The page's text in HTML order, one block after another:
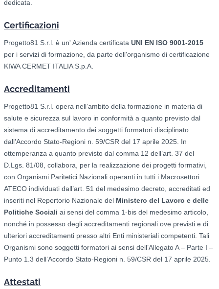
dedicata.
Certificazioni
Progetto81 S.r.l. è un' Azienda certificata UNI EN ISO 9001-2015
per i servizi di formazione, da parte dell'organismo di certificazione
KIWA CERMET ITALIA S.p.A.
Accreditamenti
Progetto81 S.r.l. opera nell’ambito della formazione in materia di
salute e sicurezza sul lavoro in conformità a quanto previsto dal
sistema di accreditamento dei soggetti formatori disciplinato
dall’Accordo Stato-Regioni n. 59/CSR del 17 aprile 2025. In
ottemperanza a quanto previsto dal comma 12 dell’art. 37 del
D.Lgs. 81/08, collabora, per la realizzazione dei progetti formativi,
con Organismi Paritetici Nazionali operanti in tutti i Macrosettori
ATECO individuati dall’art. 51 del medesimo decreto, accreditati ed
inseriti nel Repertorio Nazionale del Ministero del Lavoro e delle
Politiche Sociali ai sensi del comma 1-bis del medesimo articolo,
nonché in possesso degli accreditamenti regionali ove previsti e di
ulteriori accreditamenti presso altri Enti ministeriali competenti. Tali
Organismi sono soggetti formatori ai sensi dell’Allegato A – Parte I –
Punto 1.3 dell’Accordo Stato-Regioni n. 59/CSR del 17 aprile 2025.
Attestati